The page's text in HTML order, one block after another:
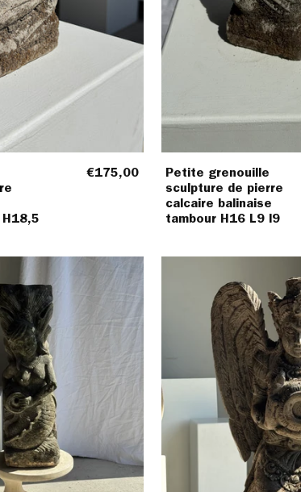
€175,00
Petite grenouille
sculpture de pierre
calcaire balinaise
tambour H16 L9 l9
traditionnelle
indonésienne
de
sirène
en
roche
calcaire
volcanique
H82
D27